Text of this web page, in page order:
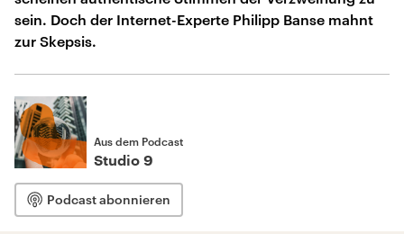
sein. Doch der Internet-Experte Philipp Banse mahnt
zur Skepsis.
Aus dem Podcast
Studio 9
Podcast abonnieren